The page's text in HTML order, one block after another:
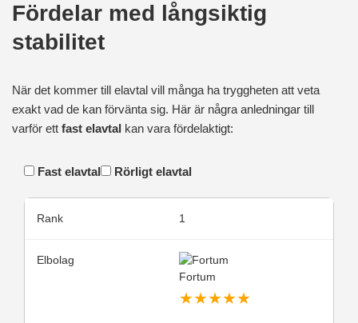
Fördelar med långsiktig
stabilitet
När det kommer till elavtal vill många ha tryggheten att veta
exakt vad de kan förvänta sig. Här är några anledningar till
varför ett fast elavtal kan vara fördelaktigt:
Fast elavtal Rörligt elavtal
1
Fortum
★★★★★